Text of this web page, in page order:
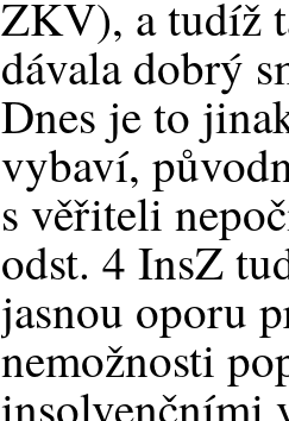
ZKV), a tudíž
dávala dobrý
Dnes je to
vybaví,
s věřiteli
odst. 4 InsZ
jasnou oporu
nemožnosti
insolvenčními